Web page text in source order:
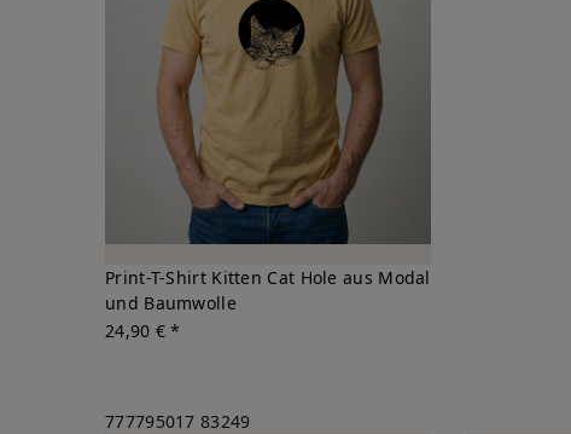
Print-T-Shirt Kitten Cat Hole aus Modal
und Baumwolle
24,90 € *
777795017 83249